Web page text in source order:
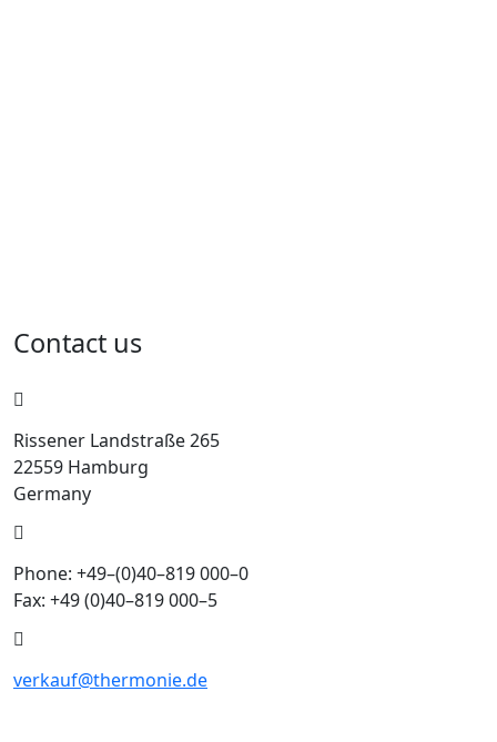
Contact us
Rissener Landstraße 265
22559 Hamburg
Germany
Phone: +49–(0)40–819 000–0
Fax: +49 (0)40–819 000–5
verkauf@thermonie.de